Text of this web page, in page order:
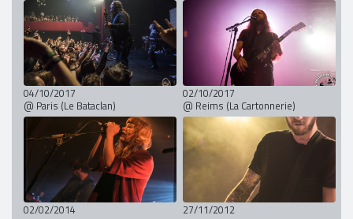
04/10/2017
@ Paris (Le Bataclan)
02/10/2017
@ Reims (La Cartonnerie)
02/02/2014 27/11/2012